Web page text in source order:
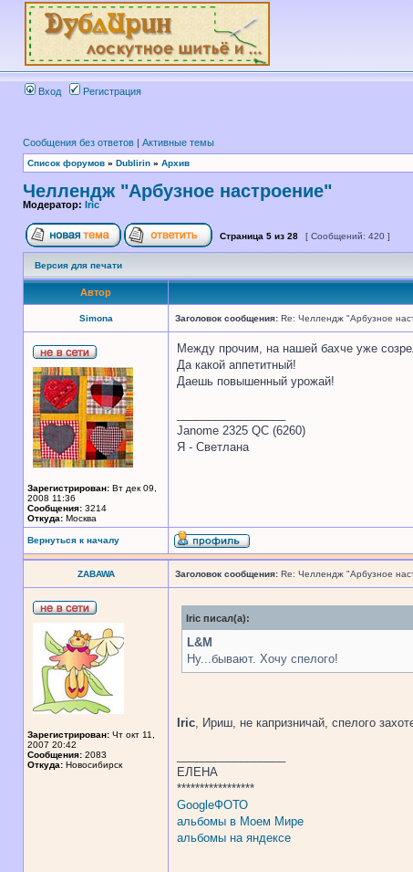
Вход Регистрация
Сообщения без ответов | Активные темы
Список форумов » Dublirin » Архив
Челлендж "Арбузное настроение"
Модератор: Iric
Страница 5 из 28 [ Сообщений: 420 ]
Версия для печати
Автор
Simona Заголовок сообщения: Re: Челлендж "Арбузное
Зарегистрирован: Вт дек 09,
2008 11:36
Сообщения: 3214
Откуда: Москва
Между прочим, на нашей бахче уже
Да какой аппетитный!
Даешь повышенный урожай!
Janome 2325 QC (6260)
Я - Светлана
Вернуться к началу
ZABAWA Заголовок сообщения: Re: Челлендж "Арбузное
Зарегистрирован: Чт окт 11,
2007 20:42
Сообщения: 2083
Откуда: Новосибирск
Iric писал(а):
L&M
Ну...бывают. Хочу спелого!
Iric, Ириш, не капризничай, спелого
ЕЛЕНА
*****************
GoogleФОТО
альбомы в Моем Мире
альбомы на яндексе